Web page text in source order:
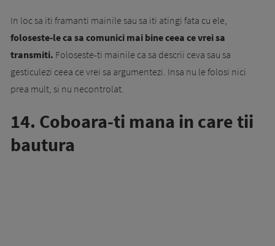
In loc sa iti framanti mainile sau sa iti atingi fata cu ele,
foloseste-le ca sa comunici mai bineceea ce vrei sa
transmiti. Foloseste-ti mainile ca sa descrii ceva sau sa
gesticulezi ceea ce vrei sa argumentezi. Insa nu le folosi nici
prea mult, si nu necontrolat.
14. Coboara-ti mana in care tii
bautura